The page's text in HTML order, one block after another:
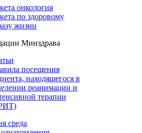
онкология
по здоровому
жизни
Минздрава
посещения
находящегося в
реанимации и
терапии
среда